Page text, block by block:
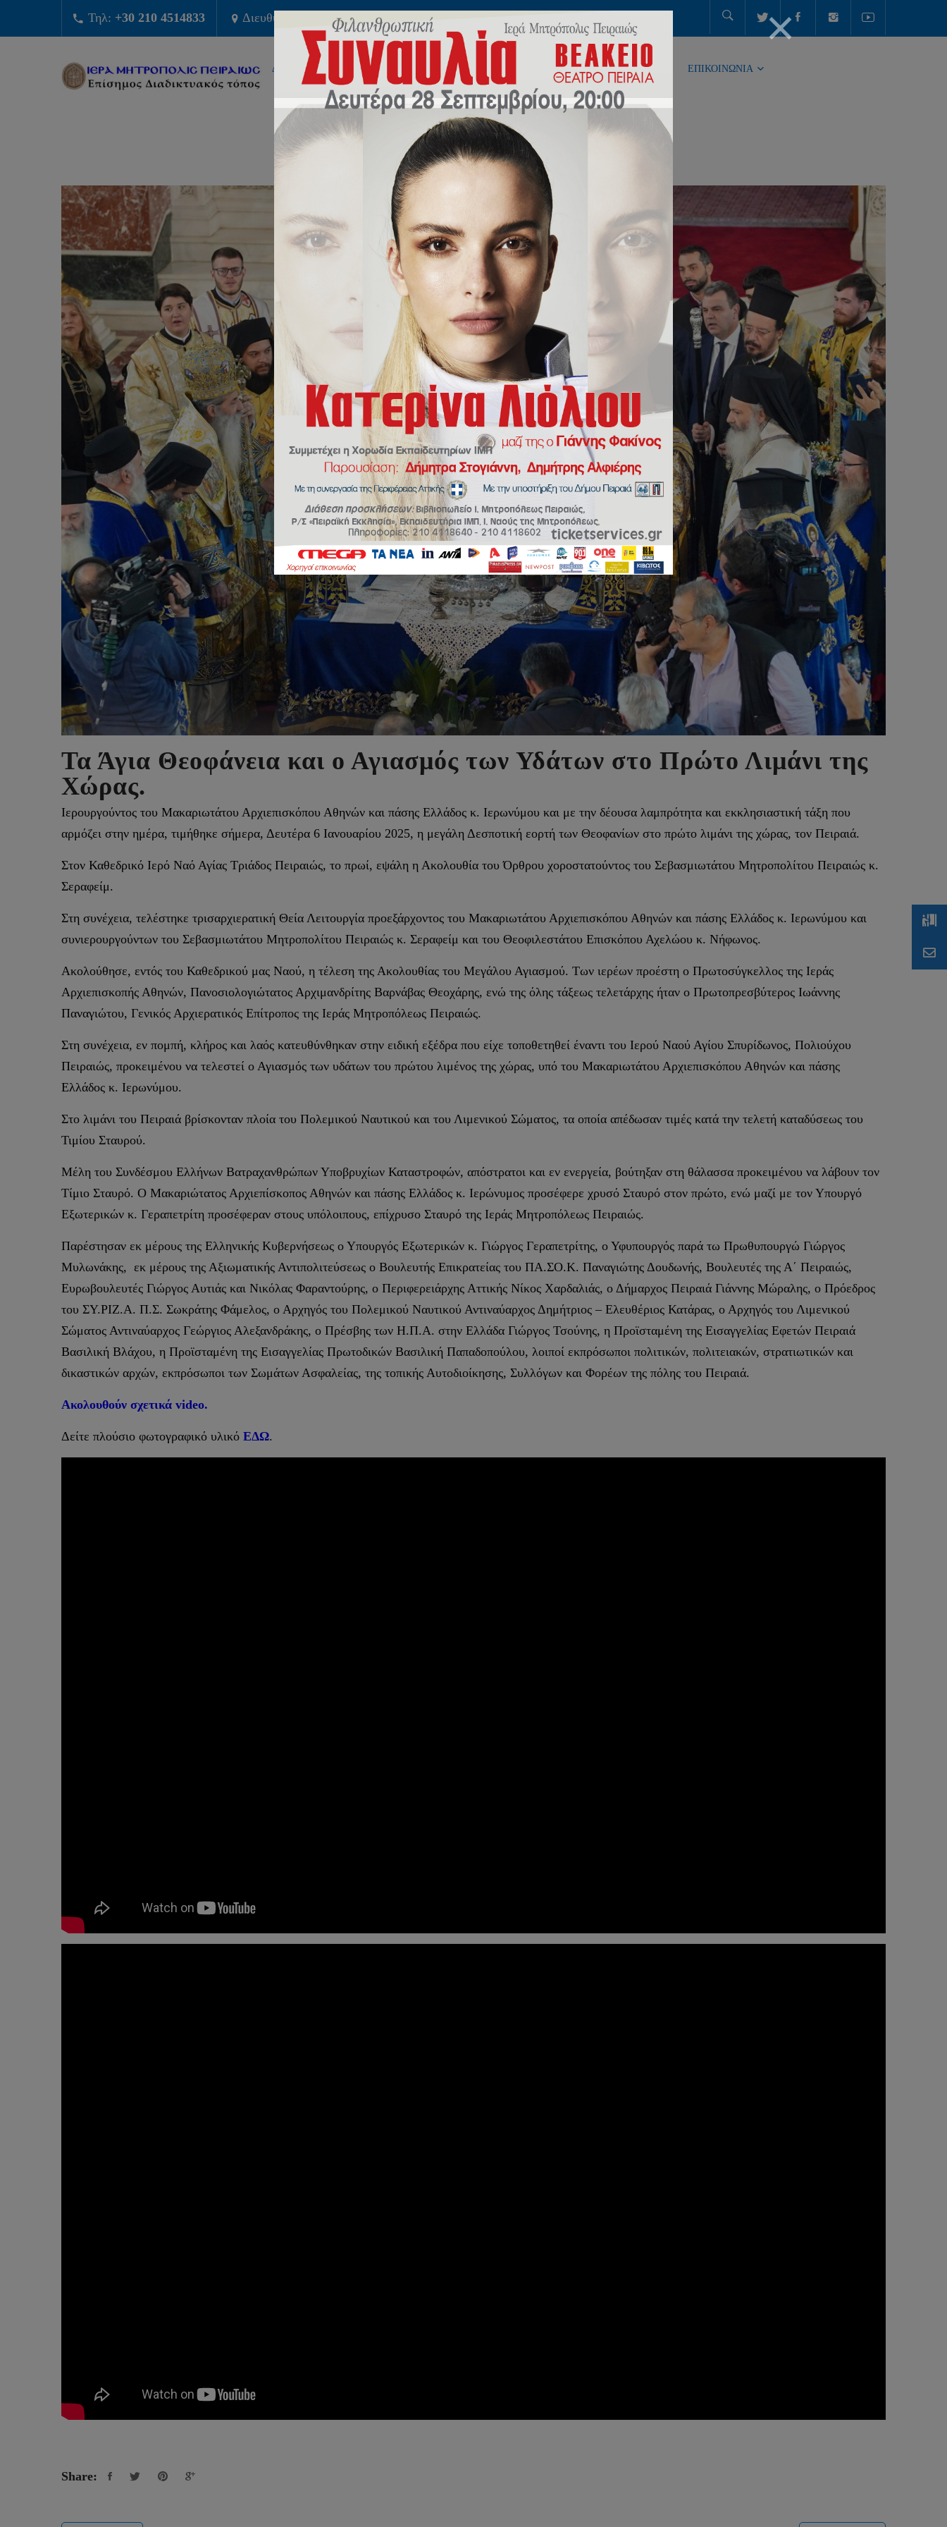
Τηλ: +30 210 4514833 Διευθυνση: Φίλωνος 45
ΔΙΟΙΚΗΣΗ ΠΟΙΜΑΝΤΙΚΗ ΕΚΠΑΙΔΕΥΣΗ Μ.Μ.Ε ΝΕΟΤΗΤΑ ΕΠΙΚΟΙΝΩΝΙΑ
Τα Άγια Θεοφάνεια και ο Αγιασμός των Υδάτων στο Πρώτο Λιμάνι της
Χώρας.
Ιερουργούντος του Μακαριωτάτου Αρχιεπισκόπου Αθηνών και πάσης Ελλάδος κ. Ιερωνύμου και με την δέουσα λαμπρότητα και εκκλησιαστική τάξη που
αρμόζει στην ημέρα, τιμήθηκε σήμερα, Δευτέρα 6 Ιανουαρίου 2025, η μεγάλη Δεσποτική εορτή των Θεοφανίων στο πρώτο λιμάνι της χώρας, τον Πειραιά.
Στον Καθεδρικό Ιερό Ναό Αγίας Τριάδος Πειραιώς, το πρωί, εψάλη η Ακολουθία του Όρθρου χοροστατούντος του Σεβασμιωτάτου Μητροπολίτου Πειραιώς κ.
Σεραφείμ.
Στη συνέχεια, τελέστηκε τρισαρχιερατική Θεία Λειτουργία προεξάρχοντος του Μακαριωτάτου Αρχιεπισκόπου Αθηνών και πάσης Ελλάδος κ. Ιερωνύμου και
συνιερουργούντων του Σεβασμιωτάτου Μητροπολίτου Πειραιώς κ. Σεραφείμ και του Θεοφιλεστάτου Επισκόπου Αχελώου κ. Νήφωνος.
Ακολούθησε, εντός του Καθεδρικού μας Ναού, η τέλεση της Ακολουθίας του Μεγάλου Αγιασμού. Των ιερέων προέστη ο Πρωτοσύγκελλος της Ιεράς
Αρχιεπισκοπής Αθηνών, Πανοσιολογιώτατος Αρχιμανδρίτης Βαρνάβας Θεοχάρης, ενώ της όλης τάξεως τελετάρχης ήταν ο Πρωτοπρεσβύτερος Ιωάννης
Παναγιώτου, Γενικός Αρχιερατικός Επίτροπος της Ιεράς Μητροπόλεως Πειραιώς.
Στη συνέχεια, εν πομπή, κλήρος και λαός κατευθύνθηκαν στην ειδική εξέδρα που είχε τοποθετηθεί έναντι του Ιερού Ναού Αγίου Σπυρίδωνος, Πολιούχου
Πειραιώς, προκειμένου να τελεστεί ο Αγιασμός των υδάτων του πρώτου λιμένος της χώρας, υπό του Μακαριωτάτου Αρχιεπισκόπου Αθηνών και πάσης
Ελλάδος κ. Ιερωνύμου.
Στο λιμάνι του Πειραιά βρίσκονταν πλοία του Πολεμικού Ναυτικού και του Λιμενικού Σώματος, τα οποία απέδωσαν τιμές κατά την τελετή καταδύσεως του
Τιμίου Σταυρού.
Μέλη του Συνδέσμου Ελλήνων Βατραχανθρώπων Υποβρυχίων Καταστροφών, απόστρατοι και εν ενεργεία, βούτηξαν στη θάλασσα προκειμένου να λάβουν τον
Τίμιο Σταυρό. Ο Μακαριώτατος Αρχιεπίσκοπος Αθηνών και πάσης Ελλάδος κ. Ιερώνυμος προσέφερε χρυσό Σταυρό στον πρώτο, ενώ μαζί με τον Υπουργό
Εξωτερικών κ. Γεραπετρίτη προσέφεραν στους υπόλοιπους, επίχρυσο Σταυρό της Ιεράς Μητροπόλεως Πειραιώς.
Παρέστησαν εκ μέρους της Ελληνικής Κυβερνήσεως ο Υπουργός Εξωτερικών κ. Γιώργος Γεραπετρίτης, ο Υφυπουργός παρά τω Πρωθυπουργώ Γιώργος
Μυλωνάκης, εκ μέρους της Αξιωματικής Αντιπολιτεύσεως ο Βουλευτής Επικρατείας του ΠΑ.ΣΟ.Κ. Παναγιώτης Δουδωνής, Βουλευτές της Α΄ Πειραιώς,
Ευρωβουλευτές Γιώργος Αυτιάς και Νικόλας Φαραντούρης, ο Περιφερειάρχης Αττικής Νίκος Χαρδαλιάς, ο Δήμαρχος Πειραιά Γιάννης Μώραλης, ο Πρόεδρος
του ΣΥ.ΡΙΖ.Α. Π.Σ. Σωκράτης Φάμελος, ο Αρχηγός του Πολεμικού Ναυτικού Αντιναύαρχος Δημήτριος – Ελευθέριος Κατάρας, ο Αρχηγός του Λιμενικού
Σώματος Αντιναύαρχος Γεώργιος Αλεξανδράκης, ο Πρέσβης των Η.Π.Α. στην Ελλάδα Γιώργος Τσούνης, η Προϊσταμένη της Εισαγγελίας Εφετών Πειραιά
Βασιλική Βλάχου, η Προϊσταμένη της Εισαγγελίας Πρωτοδικών Βασιλική Παπαδοπούλου, λοιποί εκπρόσωποι πολιτικών, πολιτειακών, στρατιωτικών και
δικαστικών αρχών, εκπρόσωποι των Σωμάτων Ασφαλείας, της τοπικής Αυτοδιοίκησης, Συλλόγων και Φορέων της πόλης του Πειραιά.
Ακολουθούν σχετικά video.
Δείτε πλούσιο φωτογραφικό υλικό ΕΔΩ.
Share: